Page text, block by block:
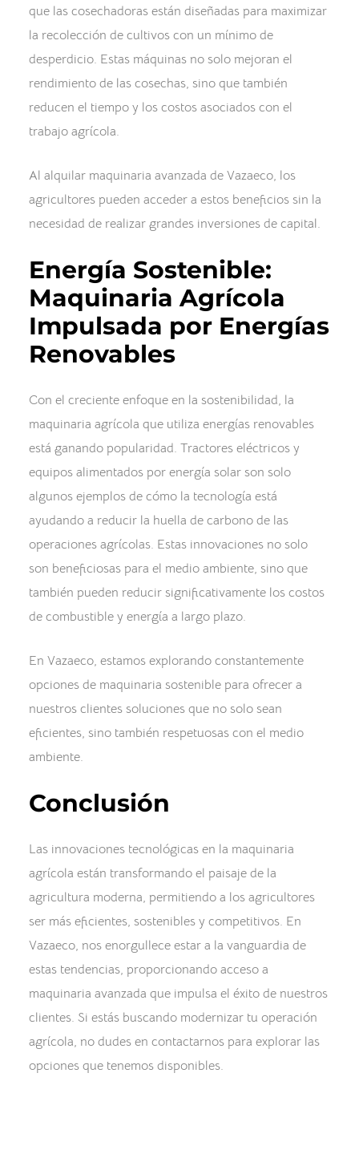
que las cosechadoras están diseñadas para maximizar
la recolección de cultivos con un mínimo de
desperdicio. Estas máquinas no solo mejoran el
rendimiento de las cosechas, sino que también
reducen el tiempo y los costos asociados con el
trabajo agrícola.
Al alquilar maquinaria avanzada de Vazaeco, los
agricultores pueden acceder a estos beneficios sin la
necesidad de realizar grandes inversiones de capital.
Energía Sostenible:
Maquinaria Agrícola
Impulsada por Energías
Renovables
Con el creciente enfoque en la sostenibilidad, la
maquinaria agrícola que utiliza energías renovables
está ganando popularidad. Tractores eléctricos y
equipos alimentados por energía solar son solo
algunos ejemplos de cómo la tecnología está
ayudando a reducir la huella de carbono de las
operaciones agrícolas. Estas innovaciones no solo
son beneficiosas para el medio ambiente, sino que
también pueden reducir significativamente los costos
de combustible y energía a largo plazo.
En Vazaeco, estamos explorando constantemente
opciones de maquinaria sostenible para ofrecer a
nuestros clientes soluciones que no solo sean
eficientes, sino también respetuosas con el medio
ambiente.
Conclusión
Las innovaciones tecnológicas en la maquinaria
agrícola están transformando el paisaje de la
agricultura moderna, permitiendo a los agricultores
ser más eficientes, sostenibles y competitivos. En
Vazaeco, nos enorgullece estar a la vanguardia de
estas tendencias, proporcionando acceso a
maquinaria avanzada que impulsa el éxito de nuestros
clientes. Si estás buscando modernizar tu operación
agrícola, no dudes en contactarnos para explorar las
opciones que tenemos disponibles.